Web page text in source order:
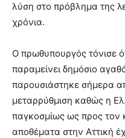
λύση στο πρόβλημα της
χρόνια.
Ο πρωθυπουργός τόνισε
παραμείνει δημόσιο
παρουσιάστηκε σήμερα
μεταρρύθμιση καθώς η
παγκοσμίως ως προς τον
αποθέματα στην Αττική